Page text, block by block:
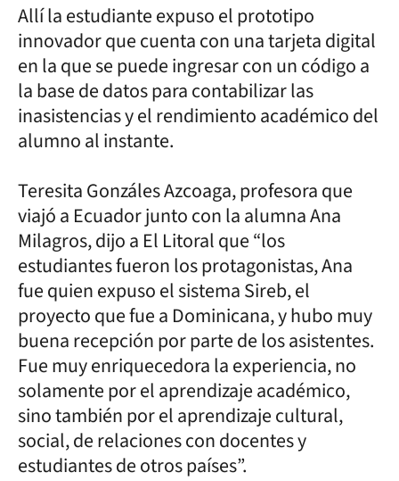
Allí la estudiante expuso el prototipo
innovador que cuenta con una tarjeta digital
en la que se puede ingresar con un código a
la base de datos para contabilizar las
inasistencias y el rendimiento académico del
alumno al instante.
Teresita Gonzáles Azcoaga, profesora que
viajó a Ecuador junto con la alumna Ana
Milagros, dijo a El Litoral que “los
estudiantes fueron los protagonistas, Ana
fue quien expuso el sistema Sireb, el
proyecto que fue a Dominicana, y hubo muy
buena recepción por parte de los asistentes.
Fue muy enriquecedora la experiencia, no
solamente por el aprendizaje académico,
sino también por el aprendizaje cultural,
social, de relaciones con docentes y
estudiantes de otros países”.